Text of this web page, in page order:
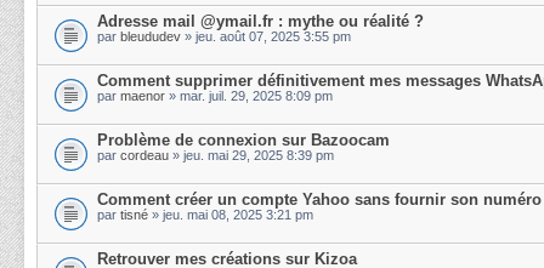
Adresse mail @ymail.fr : mythe ou réalité ?
par bleududev » jeu. août 07, 2025 3:55 pm
Comment supprimer définitivement mes messages
par maenor » mar. juil. 29, 2025 8:09 pm
Problème de connexion sur Bazoocam
par cordeau » jeu. mai 29, 2025 8:39 pm
Comment créer un compte Yahoo sans fournir son
par tisné » jeu. mai 08, 2025 3:21 pm
Retrouver mes créations sur Kizoa